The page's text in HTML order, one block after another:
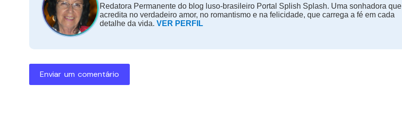
Redatora Permanente do blog luso-brasileiro Portal Splish Splash. Uma sonhadora que
acredita no verdadeiro amor, no romantismo e na felicidade, que carrega a fé em cada
detalhe da vida. VER PERFIL
Enviar um comentário